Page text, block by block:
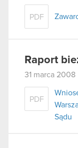
PDF
Raport
31 marca
PDF
Sądu